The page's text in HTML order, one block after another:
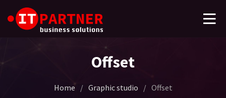
Offset
Home / Graphic studio / Offset